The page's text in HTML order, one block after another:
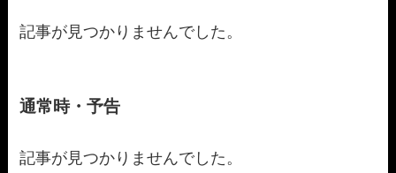
記事が見つかりませんでした。
通常時・予告
記事が見つかりませんでした。